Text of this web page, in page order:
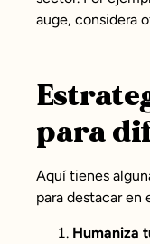
auge, considera
para
Aquí tienes
para destacar en
Humaniza